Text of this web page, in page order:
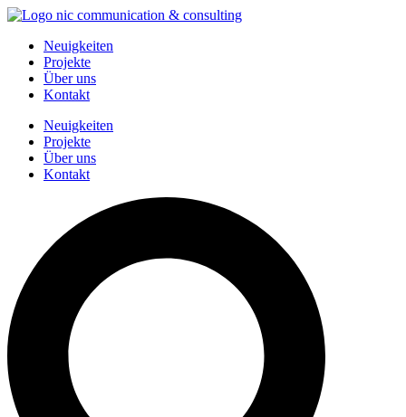
Zum
springenNeuigkeiten
Projekte
Über uns
Kontakt
Neuigkeiten
Projekte
Über uns
Kontakt